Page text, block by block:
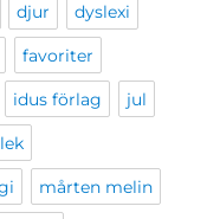
djur dyslexi
favoriter
idus förlag jul
mårten melin